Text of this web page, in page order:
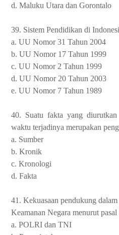
d. Maluku Utara dan Gorontalo
39. Sistem Pendidikan di
a. UU Nomor 31 Tahun 2004
b. UU Nomor 17 Tahun 1999
c. UU Nomor 2 Tahun 1999
d. UU Nomor 20 Tahun 2003
e. UU Nomor 7 Tahun 1989
40. Suatu fakta yang diurutkan
waktu terjadinya merupakan
a. Sumber
b. Kronik
c. Kronologi
d. Fakta
41. Kekuasaan pendukung dalam
Keamanan Negara menurut
a. POLRI dan TNI